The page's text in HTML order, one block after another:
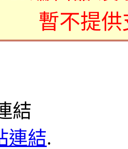
暫不提
結
連結.